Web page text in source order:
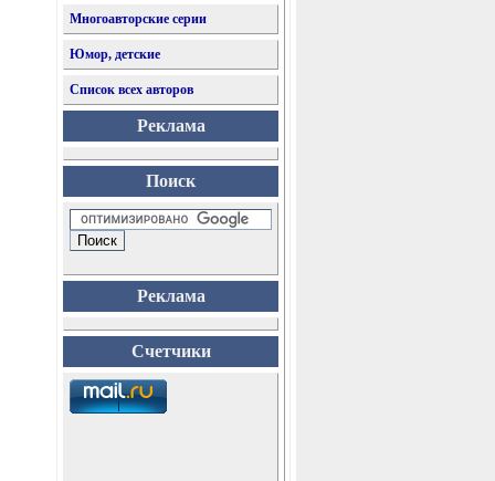
Многоавторские серии
Юмор, детские
Список всех авторов
Реклама
Поиск
Реклама
Счетчики